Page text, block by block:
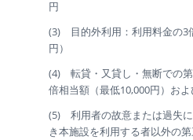
円
(3) 目的外利用：利用料金の3
円）
(4) 転貸・又貸し・無断での
倍相当額（最低10,000円）お
(5) 利用者の故意または過失
き本施設を利用する者以外の